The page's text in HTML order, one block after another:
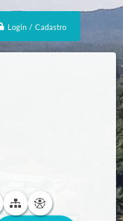
Login / Cadastro